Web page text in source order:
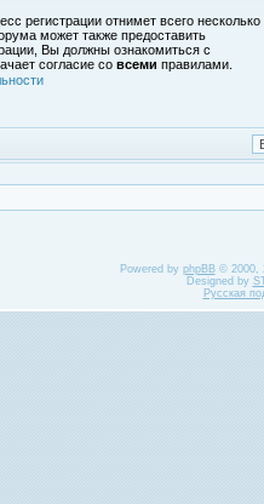
регистрации отнимет всего несколько
может также предоставить
Вы должны ознакомиться с
согласие со всеми правилами.
Powered by phpBB© 2000,
Designed by
Русская